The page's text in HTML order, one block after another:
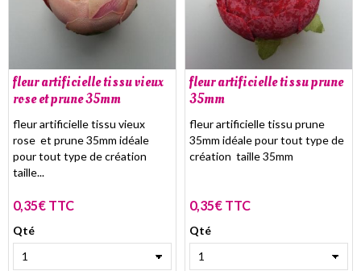
fleur artificielle tissu vieux
rose et prune 35mm
fleur artificielle tissu vieux
rose et prune 35mm idéale
pour tout type de création
taille...
0,35€ TTC
Qté
fleur artificielle tissu prune
35mm
fleur artificielle tissu prune
35mm idéale pour tout type de
création taille 35mm
0,35€ TTC
Qté